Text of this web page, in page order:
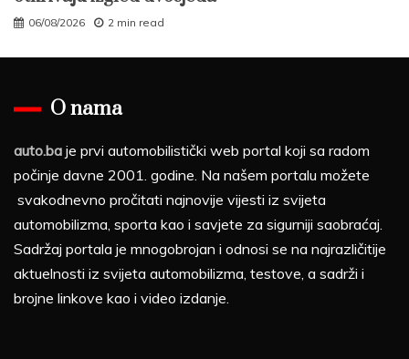
06/08/2026 2 min read
O nama
auto.ba je prvi automobilistički web portal koji sa radom
počinje davne 2001. godine. Na našem portalu možete
svakodnevno pročitati najnovije vijesti iz svijeta
automobilizma, sporta kao i savjete za sigurniji saobraćaj.
Sadržaj portala je mnogobrojan i odnosi se na najrazličitije
aktuelnosti iz svijeta automobilizma, testove, a sadrži i
brojne linkove kao i video izdanje.